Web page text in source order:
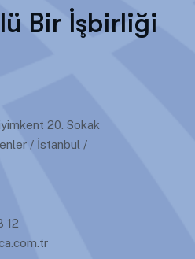
lü Bir İşbirliği
20. Sokak
/ İstanbul /
12